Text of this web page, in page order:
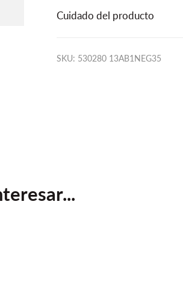
Cuidado del producto
SKU: 530280 13AB1NEG35